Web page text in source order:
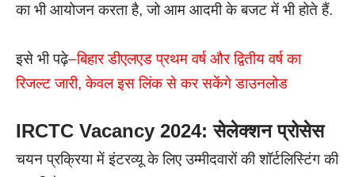
का भी आयोजन करता है, जो आम आदमी के बजट में भी होते हैं.
इसे भी पढ़े–बिहार डीएलएड प्रथम वर्ष और द्वितीय वर्ष का
रिजल्ट जारी, केवल इस लिंक से कर सकेंगे डाउनलोड
IRCTC Vacancy 2024: सेलेक्शन प्रोसेस
चयन प्रक्रिया में इंटरव्यू के लिए उम्मीदवारों की शॉर्टलिस्टिंग की